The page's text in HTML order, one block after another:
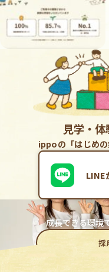
見学・
ippoの「はじめ
LINE
成長できる環境
採